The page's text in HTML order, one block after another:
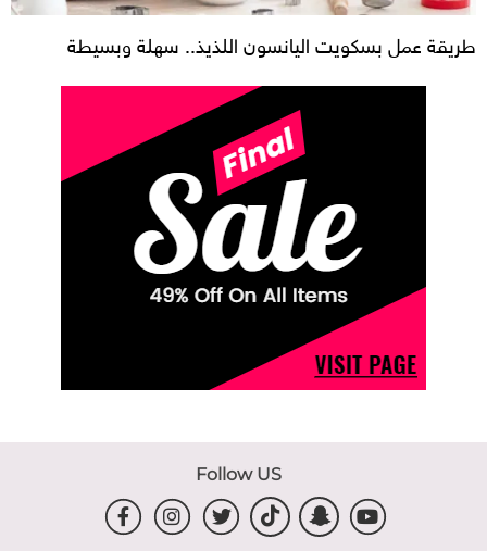
طريقة عمل بسكويت اليانسون اللذيذ.. سهلة وبسيطة
Follow US